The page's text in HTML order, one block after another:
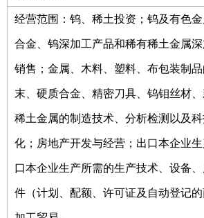
经营范围：钨、稀土投资；钨及有色
合金、钨深加工产品和稀有稀土金属
销售；金属、木料、塑料、布包装制
末、硬质合金、精密刀具、钨钼丝材
稀土金属的制造技术、分析检测以及
化；房地产开发与经营；出口本企业
口本企业生产所需的生产技术、设备
件（计划、配额、许可证及自动登记的